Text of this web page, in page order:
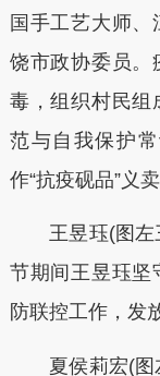
国手工艺大师、
饶市政协委员。
毒，组织村民组
范与自我保护
作“抗疫砚品”义卖
王昱珏(图左
节期间王昱珏坚
防联控工作，发
夏侯莉宏(图左